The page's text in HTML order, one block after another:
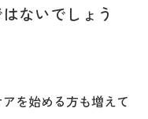
ないでしょう
を始める方も増えて